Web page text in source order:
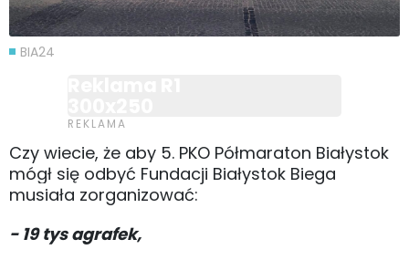
BIA24
Czy wiecie, że aby 5. PKO Półmaraton Białystok
mógł się odbyć Fundacji Białystok Biega
musiała zorganizować:
- 19 tys agrafek,